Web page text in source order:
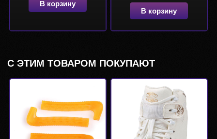
В корзину
В корзину
С ЭТИМ ТОВАРОМ ПОКУПАЮТ